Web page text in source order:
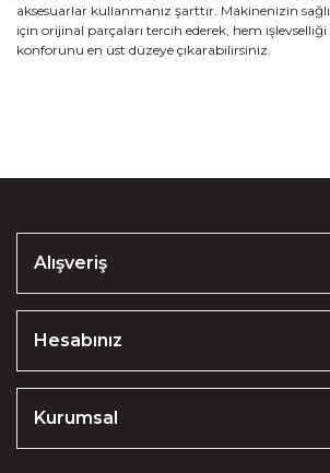
aksesuarlar kullanmanız şarttır. Makinenizin
için orijinal parçaları tercih ederek, hem işlevselliği
konforunu en üst düzeye çıkarabilirsiniz.
Alışveriş
Hesabınız
Kurumsal